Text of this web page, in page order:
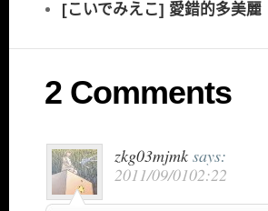
[こいでみえこ] 愛錯的多美麗
2 Comments
zkg03mjmk says:
2011/09/0102:22